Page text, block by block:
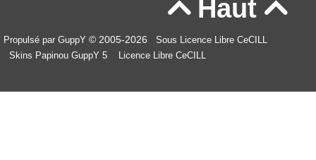
Haut
Propulsé par GuppY © 2005-2026
Sous Licence Libre CeCILL
Skins Papinou GuppY 5
Licence Libre CeCILL